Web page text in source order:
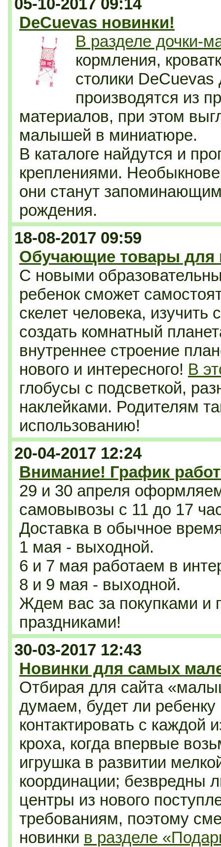
05-10-2017 09:14
DeCuevas новинки!
В разделе дочки-
кормления,
столики DeCuevas
производятся из
материалов, при этом
малышей в миниатюре.
В каталоге найдутся и
креплениями.
они станут
рождения.
18-08-2017 09:59
Обучающие товары для
С новыми
ребенок сможет
скелет человека, изучить
создать комнатный
внутреннее строение
нового и интересного! В
глобусы с подсветкой,
наклейками. Родителям
использованию!
20-04-2017 12:24
Внимание! График
29 и 30 апреля
самовывозы с 11 до 17
Доставка в обычное
1 мая - выходной.
6 и 7 мая работаем в
8 и 9 мая - выходной.
Ждем вас за покупками и
праздниками!
30-03-2017 12:43
Новинки для самых
Отбирая для сайта
думаем, будет ли ребенку
контактировать с каждой
кроха, когда впервые
игрушка в развитии
координации; безвредны
центры из нового
требованиям, поэтому
новинки в разделе